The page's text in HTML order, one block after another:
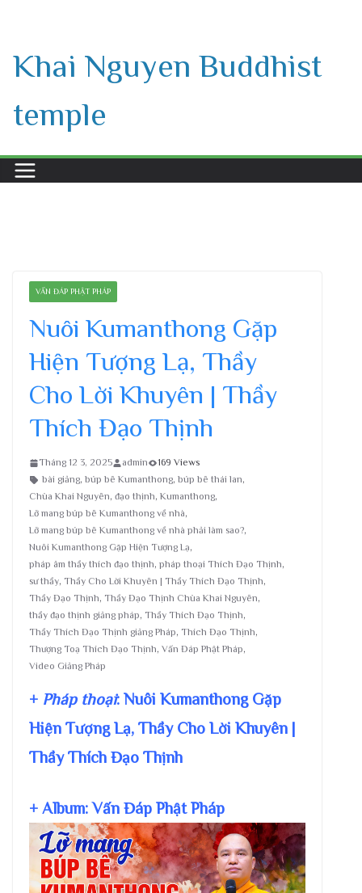
content
Khai Nguyen Buddhist
temple
VẤN ĐÁP PHẬT PHÁP
Nuôi Kumanthong Gặp
Hiện Tượng Lạ, Thầy
Cho Lời Khuyên | Thầy
Thích Đạo Thịnh
Tháng 12 3, 2025 admin
169 Views
bài giảng, búp bê Kumanthong, búp bê thái lan,
Chùa Khai Nguyên, đạo thịnh, Kumanthong,
Lỡ mang búp bê Kumanthong về nhà,
Lỡ mang búp bê Kumanthong về nhà phải làm sao?,
Nuôi Kumanthong Gặp Hiện Tượng Lạ,
pháp âm thầy thích đạo thịnh, pháp thoại Thích Đạo Thịnh,
sư thầy, Thầy Cho Lời Khuyên | Thầy Thích Đạo Thịnh,
Thầy Đạo Thịnh, Thầy Đạo Thịnh Chùa Khai Nguyên,
thầy đạo thịnh giảng pháp, Thầy Thích Đạo Thịnh,
Thầy Thích Đạo Thịnh giảng Pháp, Thích Đạo Thịnh,
Thượng Toạ Thích Đạo Thịnh, Vấn Đáp Phật Pháp,
Video Giảng Pháp
+ Pháp thoại: Nuôi Kumanthong Gặp
Hiện Tượng Lạ, Thầy Cho Lời Khuyên |
Thầy Thích Đạo Thịnh
+ Album: Vấn Đáp Phật Pháp